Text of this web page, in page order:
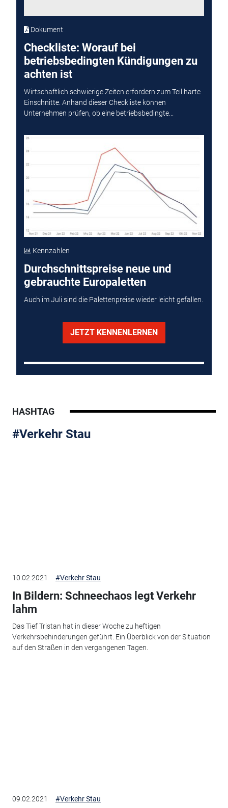
Dokument
Checkliste: Worauf bei
betriebsbedingten Kündigungen zu
achten ist
Wirtschaftlich schwierige Zeiten erfordern zum Teil harte
Einschnitte. Anhand dieser Checkliste können
Unternehmen prüfen, ob eine betriebsbedingte...
Kennzahlen
Durchschnittspreise neue und
gebrauchte Europaletten
Auch im Juli sind die Palettenpreise wieder leicht gefallen.
JETZT KENNENLERNEN
HASHTAG
#Verkehr Stau
10.02.2021 #Verkehr Stau
In Bildern: Schneechaos legt Verkehr
lahm
Das Tief Tristan hat in dieser Woche zu heftigen
Verkehrsbehinderungen geführt. Ein Überblick von der Situation
auf den Straßen in den vergangenen Tagen.
09.02.2021 #Verkehr Stau